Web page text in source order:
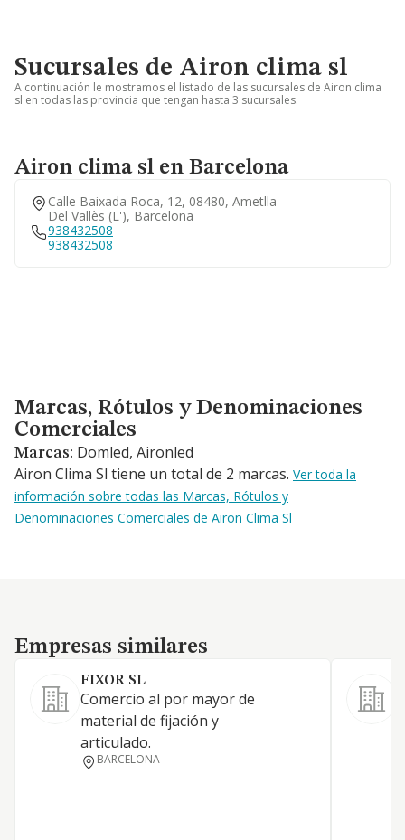
Sucursales de Airon clima sl
A continuación le mostramos el listado de las sucursales de Airon clima
sl en todas las provincia que tengan hasta 3 sucursales.
Airon clima sl en Barcelona
Calle Baixada Roca, 12, 08480, Ametlla
Del Vallès (l'), Barcelona
938432508
938432508
Marcas, Rótulos y Denominaciones Comerciales
Marcas, Rótulos y Denominaciones
Comerciales
Marcas: Domled, Aironled
Airon Clima Sl tiene un total de 2 marcas. Ver toda la
información sobre todas las Marcas, Rótulos y
Denominaciones Comerciales de Airon Clima Sl
Empresas similares
Empresas similares
FIXOR SL
Comercio al por mayor de
material de fijación y
articulado.
BARCELONA